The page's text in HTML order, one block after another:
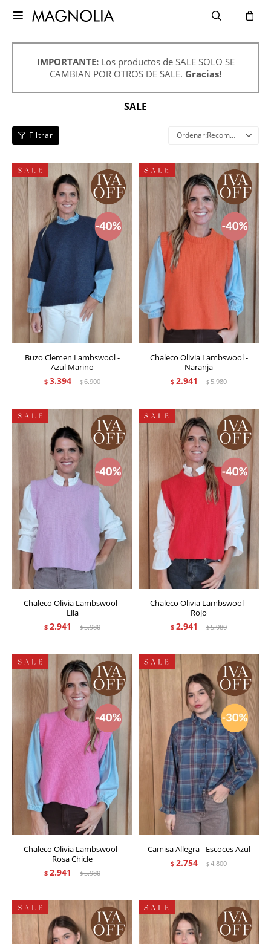

IMPORTANTE: Los productos de SALE SOLO SE
CAMBIAN POR OTROS DE SALE. Gracias!
SALE
Recomendados
Buzo Clemen Lambswool -
Azul Marino
$ 3.394 $6.900
Chaleco Olivia Lambswool -
Naranja
$ 2.941 $5.980
Chaleco Olivia Lambswool -
Lila
$ 2.941 $5.980
Chaleco Olivia Lambswool -
Rojo
$ 2.941 $5.980
Chaleco Olivia Lambswool -
Rosa Chicle
$ 2.941 $5.980
Camisa Allegra - Escoces Azul
$ 2.754 $4.800